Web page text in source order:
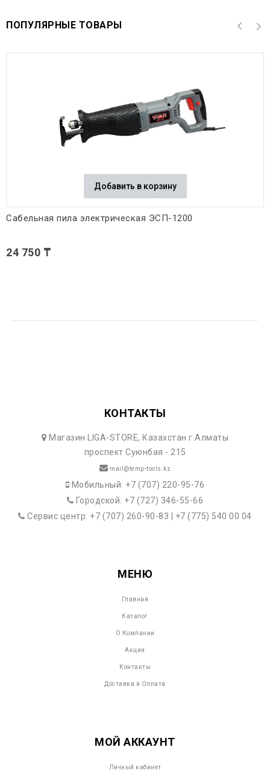
ПОПУЛЯРНЫЕ ТОВАРЫ
Добавить в корзину
Сабельная пила электрическая ЭСП-1200
24 750 ₸
КОНТАКТЫ
Магазин LIGA-STORE, Казахстан г.Алматы
проспект Суюнбая - 215
mail@temp-tools.kz
Мобильный: +7 (707) 220-95-76
Городской: +7 (727) 346-55-66
Сервис центр: +7 (707) 260-90-83 | +7 (775) 540 00 04
МЕНЮ
Главная
Каталог
О Компании
Акции
Контакты
Доставка и Оплата
МОЙ АККАУНТ
Личный кабинет